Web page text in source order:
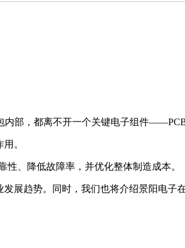
部，都离不开一个关键电子组件——PCB
。
、降低故障率，并优化整体制造成本。
展趋势。同时，我们也将介绍景阳电子